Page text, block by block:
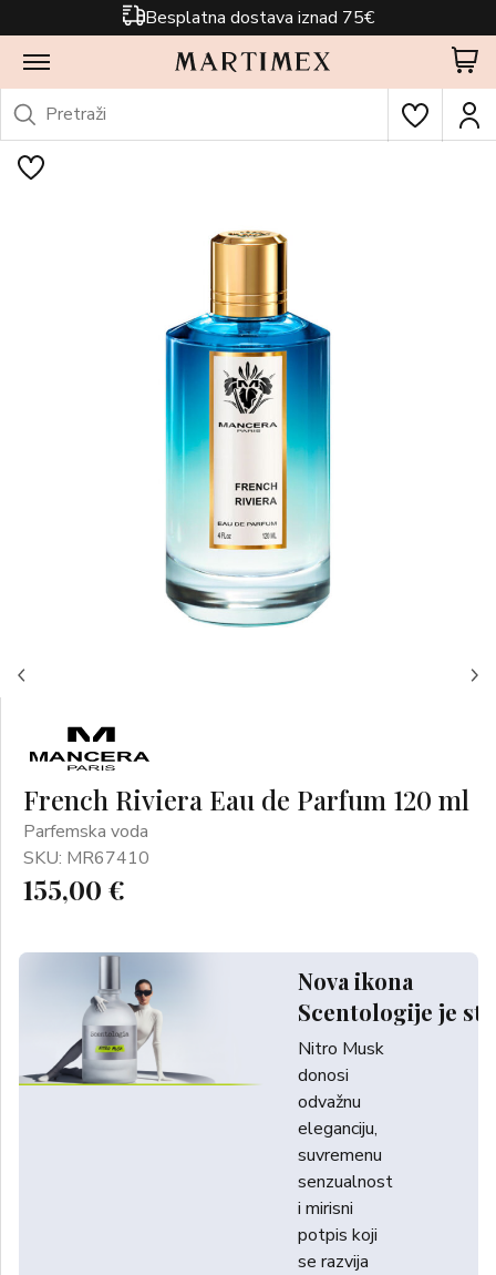
Besplatna dostava iznad 75€
French Riviera Eau de Parfum 120 ml
Parfemska voda
SKU: MR67410
155,00 €
Nova ikona
Scentologije je
Nitro Musk
donosi
odvažnu
eleganciju,
suvremenu
senzualnost
i mirisni
potpis koji
se razvija